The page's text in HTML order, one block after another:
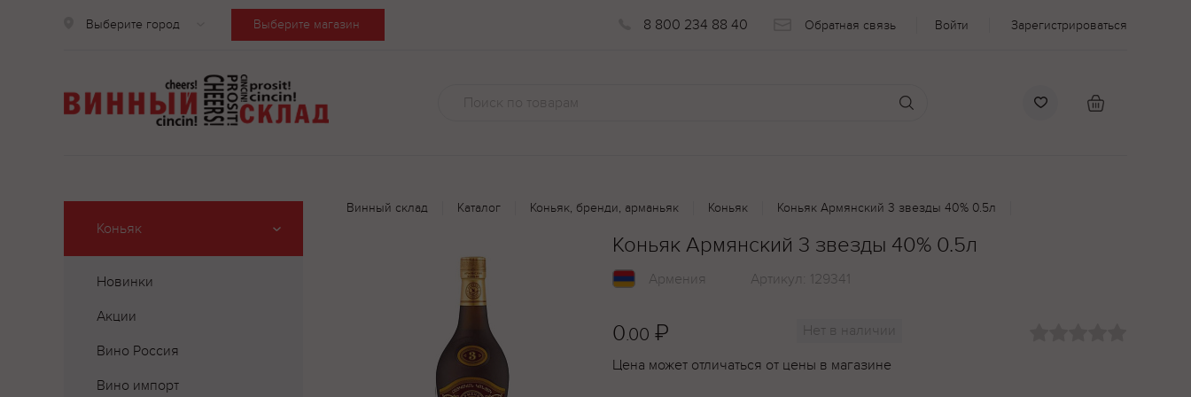
Выберите город Выберите магазин 8 800 234 88 40 Обратная связь Войти Зарегистрироваться
Коньяк
Новинки
Акции
Вино Россия
Вино импорт
Винный склад Каталог Коньяк, бренди, арманьяк Коньяк Коньяк Армянский 3 звезды 40% 0.5л
Коньяк Армянский 3 звезды 40% 0.5л
Армения Артикул: 129341
0.00 ₽
Нет в наличии
Цена может отличаться от цены в магазине